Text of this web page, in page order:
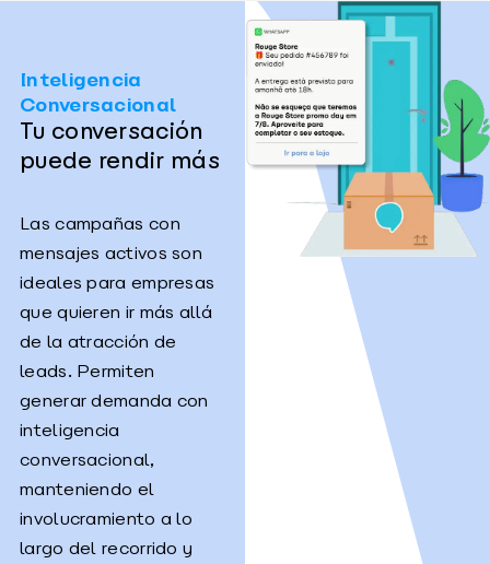
Inteligencia
Conversacional
Tu conversación
puede rendir más
Las campañas con
mensajes activos son
ideales para empresas
que quieren ir más allá
de la atracción de
leads. Permiten
generar demanda con
inteligencia
conversacional,
manteniendo el
involucramiento a lo
largo del recorrido y